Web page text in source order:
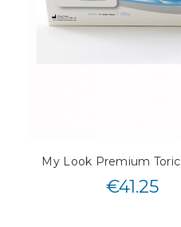
My Look Premium Toric
€41.25